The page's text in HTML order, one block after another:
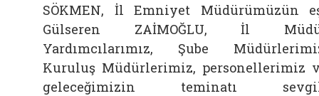
SÖKMEN, İl Emniyet Müdürümüzün
Gülseren ZAİMOĞLU, İl
Yardımcılarımız, Şube
Kuruluş Müdürlerimiz, personellerimiz
geleceğimizin teminatı